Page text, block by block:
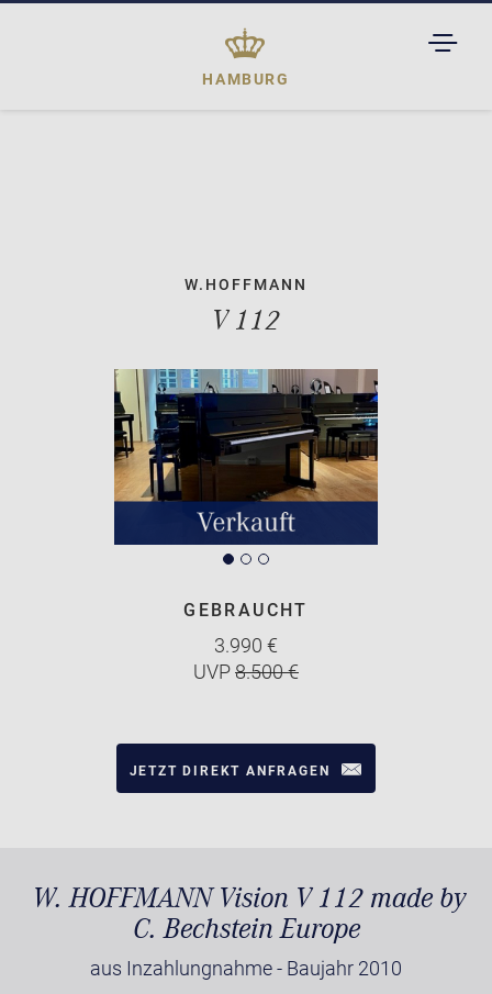
HAMBURG
W.HOFFMANN
V 112
GEBRAUCHT
3.990 €
UVP8.500 €
JETZT DIREKT ANFRAGEN
W. HOFFMANN Vision V 112 made by
C. Bechstein Europe
aus Inzahlungnahme - Baujahr 2010